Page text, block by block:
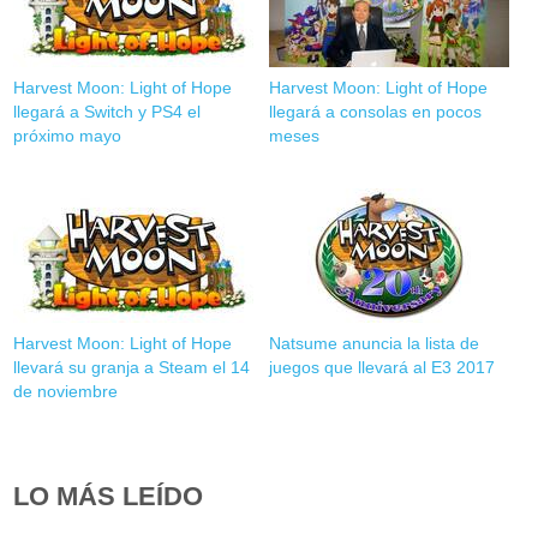
Harvest Moon: Light of Hope
llegará a Switch y PS4 el
próximo mayo
Harvest Moon: Light of Hope
llegará a consolas en pocos
meses
Harvest Moon: Light of Hope
llevará su granja a Steam el 14
de noviembre
Natsume anuncia la lista de
juegos que llevará al E3 2017
LO MÁS LEÍDO